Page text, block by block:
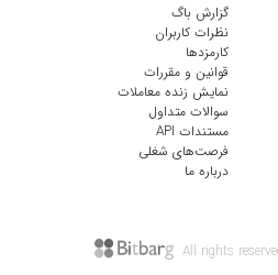
گزارش باگ
نظرات کاربران
کارمزد‌ها
قوانین و مقررات
نمایش زنده معاملات
سوالات متداول
مستندات API
فرصت‌های شغلی
درباره ما
All rights